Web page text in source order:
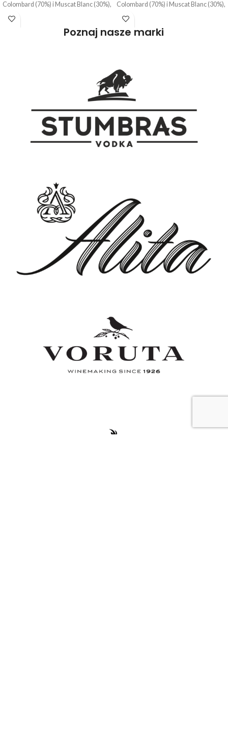
Colombard (70%) i Muscat Blanc (30%),
o niskiej zawartości alkoholu (~11–
aromatem, okrągłą strukturą i
Colombard (70%) i Muscat Blanc (30%),
o niskiej zawartości alkoholu (~11–
aromatem, okrągłą strukturą i
Poznaj nasze marki